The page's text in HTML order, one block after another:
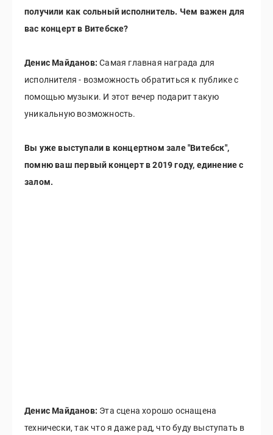
получили как сольный исполнитель. Чем важен для
вас концерт в Витебске?
Денис Майданов: Самая главная награда для
исполнителя - возможность обратиться к публике с
помощью музыки. И этот вечер подарит такую
уникальную возможность.
Вы уже выступали в концертном зале "Витебск",
помню ваш первый концерт в 2019 году, единение с
залом.
Денис Майданов: Эта сцена хорошо оснащена
технически, так что я даже рад, что буду выступать в